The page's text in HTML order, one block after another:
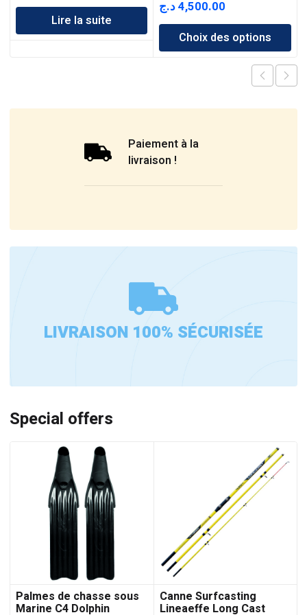
Lire la suite
4,500.00د.ج
Choix des options
Paiement à la
livraison !
LIVRAISON 100% SÉCURISÉE
Special offers
Palmes de chasse sous
Marine C4 Dolphin
Canne Surfcasting
Lineaeffe Long Cast